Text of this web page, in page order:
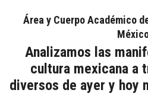
Avisos y Convocatorias
Área y Cuerpo Académico
Analizamos las
cultura mexicana a
diversos de ayer y hoy